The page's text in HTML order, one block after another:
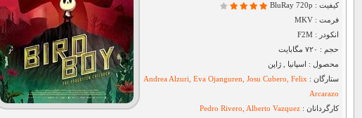
کیفیت : BluRay 720p
فرمت : MKV
انکودر : F2M
حجم : ۷۲۰ مگابایت
محصول : اسپانیا , ژاپن
ستارگان : Andrea Alzuri, Eva Ojanguren, Josu Cubero, Felix
Arcarazo
کارگردانان : Pedro Rivero, Alberto Vazquez